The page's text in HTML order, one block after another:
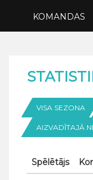
KOMANDAS
VISA SEZONA
AIZVADĪTAJĀ
Spēlētājs